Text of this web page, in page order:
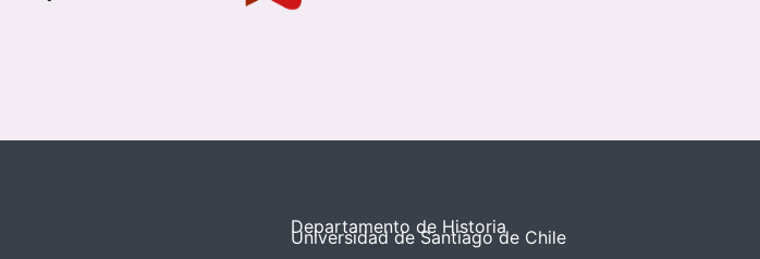
Departamento de Historia
Universidad de Santiago de Chile